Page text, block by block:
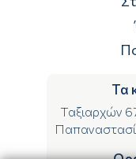
Τα
Ταξιαρχών